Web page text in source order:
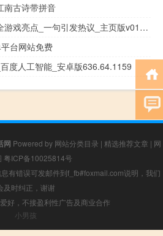
南古诗带拼音
2024新奥门免费资料大全游戏亮点_一句引发热议_主页版v016.064
台网站免费
度人工智能_安卓版636.64.1159
网 Powered by 网站分类目录 | 精选推荐文章 | 网
粤ICP备10025814号
有错误可发邮件到f_fb#foxmail.com说明，我们
及时纠正，谢谢
好，不接盈利性广告及商业合作
小男孩